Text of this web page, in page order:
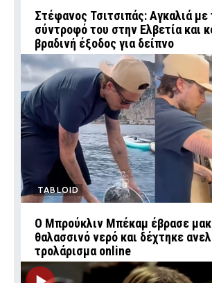
Στέφανος Τσιτσιπάς: Αγκαλιά με
σύντροφό του στην Ελβετία και
βραδινή έξοδος για δείπνο
TABLOID
Ο Μπρούκλιν Μπέκαμ έβρασε
θαλασσινό νερό και δέχτηκε
τρολάρισμα online